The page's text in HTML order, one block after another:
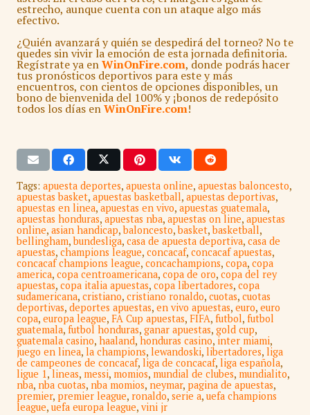
estrecho, aunque cuenta con un ataque algo más
efectivo.
¿Quién avanzará y quién se despedirá del torneo? No te
quedes sin vivir la emoción de esta jornada definitoria.
Regístrate ya enWinOnFire.com, donde podrás hacer
tus pronósticos deportivos para este y más
encuentros, con cientos de opciones disponibles, un
bono de bienvenida del 100% y ¡bonos de redepósito
todos los días enWinOnFire.com!
Tags: apuesta deportes, apuesta online, apuestas baloncesto,
apuestas basket, apuestas basketball, apuestas deportivas,
apuestas en linea, apuestas en vivo, apuestas guatemala,
apuestas honduras, apuestas nba, apuestas on line, apuestas
online, asian handicap,baloncesto,basket,basketball,
bellingham,bundesliga, casa de apuesta deportiva, casa de
apuestas, champions league, concacaf, concacaf apuestas,
concacaf champions league, concachampions, copa, copa
america, copa centroamericana, copa de oro, copa del rey
apuestas, copa italia apuestas, copa libertadores, copa
sudamericana, cristiano, cristiano ronaldo, cuotas, cuotas
deportivas, deportes apuestas, en vivo apuestas, euro, euro
copa, europa league, FA Cup apuestas, FIFA, futbol, futbol
guatemala, futbol honduras, ganar apuestas, gold cup,
guatemala casino, haaland, honduras casino, inter miami,
juego en linea, la champions, lewandoski, libertadores, liga
de campeones de concacaf, liga de concacaf, liga española,
ligue 1, lineas, messi, momios, mundial de clubes, mundialito,
nba, nba cuotas, nba momios, neymar, pagina de apuestas,
premier, premier league, ronaldo, serie a, uefa champions
league, uefa europa league, vini jr